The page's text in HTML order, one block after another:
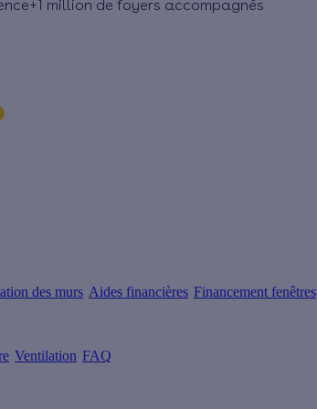
+1 million de foyers accompagnés
des murs Aides financières Financement fenêtres
Ventilation FAQ